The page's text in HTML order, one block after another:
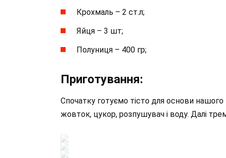
Крохмаль – 2 ст.л;
Яйця – 3 шт;
Полуниця – 400 гр;
Приготування:
Спочатку готуємо тісто для основи
жовток, цукор, розпушувач і воду. Далі